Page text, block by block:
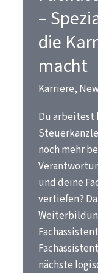
–
die
macht
Karriere,
Du arbeitest
noch mehr
und deine
vertiefen?
nächste